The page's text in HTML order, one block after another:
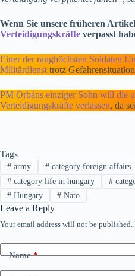
Wenn Sie unsere früheren
Verteidigungskräfte verpasst
Einer der ranghöchsten Soldaten
Militärdienst trotz Gefahrensituation
PM Orbáns einziger Sohn will die
Verteidigungskräfte verlassen, da
Tags
#army #category foreign affairs
#category life in hungary #
#Hungary #Nato
Leave a Reply
Your email address will not be published.
Name*